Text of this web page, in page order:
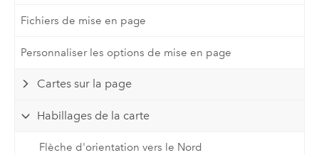
Fichiers de mise en page
Personnaliser les options de mise en page
Cartes sur la page
Habillages de la carte
Flèche d'orientation vers le Nord